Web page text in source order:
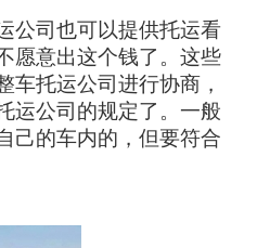
公司也可以提供托运看
愿意出这个钱了。这些
车托运公司进行协商，
运公司的规定了。一般
己的车内的，但要符合